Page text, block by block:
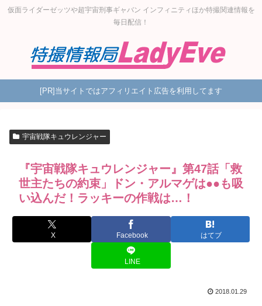
仮面ライダーゼッツや超宇宙刑事ギャバン インフィニティほか特撮関連情報を
毎日配信！
[PR]当サイトではアフィリエイト広告を利用してます
宇宙戦隊キュウレンジャー
『宇宙戦隊キュウレンジャー』第47話「救
世主たちの約束」ドン・アルマゲは●●も吸
い込んだ！ラッキーの作戦は…！
X Facebook はてブ
LINE
2018.01.29